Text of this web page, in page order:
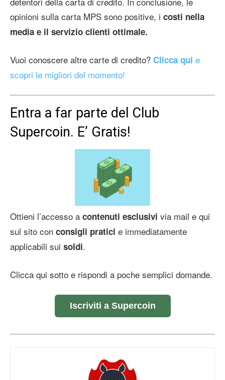
opinioni sulla carta MPS sono positive, i costi nella
media e il servizio clienti ottimale.
Vuoi conoscere altre carte di credito? Clicca qui e
scopri le migliori del momento!
Entra a far parte del Club
Supercoin. E’ Gratis!
Ottieni l’accesso a contenuti esclusivi via mail e qui
sul sito con consigli pratici e immediatamente
applicabili sui soldi.
Clicca qui sotto e rispondi a poche semplici domande.
Iscriviti a Supercoin